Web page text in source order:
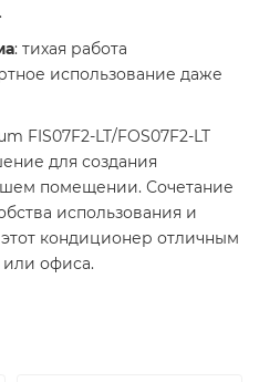
: тихая работа
использование даже
FIS07F2-LT/FOS07F2-LT
для создания
помещении. Сочетание
использования и
кондиционер отличным
офиса.​